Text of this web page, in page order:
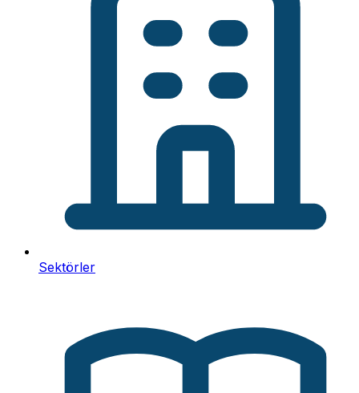
Sektörler